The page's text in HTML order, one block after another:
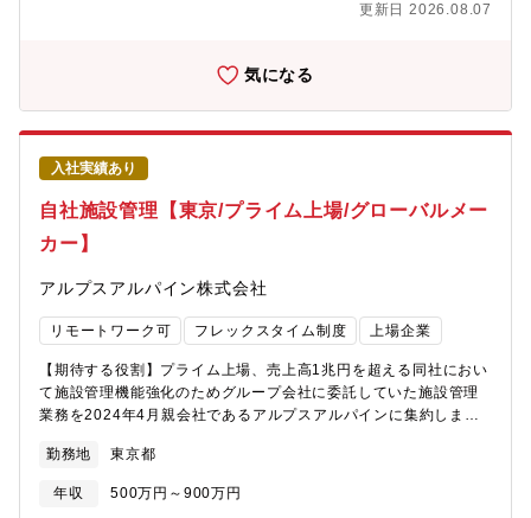
進めていきます。・民間建築、公共施設・教育文化施設・福祉医
監理を行います。・新築、改修共にお客様や利用者の想いを細部
まで汲み取り、周辺環境や景観にも配慮した設計を行います。■テ
クノプロＨＤグループ会社エンジニア人材派遣国内最大手の東証
プライム上場企業であるテクノプロHDグループ会社のため、安定
した経営基盤があります。2018年7月にテクノプロHDに参画しま
した。当時より同社は、本社がある愛知県内では歴史のある設計
事務所として、大きな案件を入札しておりました。株式会社テク
ノプロ・コンストラクション様は施工管理案件を多く携わってい
たため、安定性のある設計事務所をHDグループに参画させること
え、同社に声がかかりました。同社としても、テクノプロHDに参
画したことで、より安定した案件受注、従業員の長期就業の安定
性の確保ができています。■同社が大事にしていること会社を大き
は社員のことを一番大事に考えています。同社は社員一人一人が
自分らしく働き、希望のキャリア実現を応援しています。そのた
めの取り組みとして、社内で上長との面談の実施や資格取得のた
めの制度を取り入れ、社員一人一人に寄り添う経営をしていま
す。在宅勤務をご希望の方も歓迎致します。面接時にご相談くだ
更新日 2026.08.07
気になる
入社実績あり
自社施設管理【東京/プライム上場/グローバルメー
カー】
アルプスアルパイン株式会社
リモートワーク可 フレックスタイム制度 上場企業
【期待する役割】プライム上場、売上高1兆円を超える同社におい
て施設管理機能強化のためグループ会社に委託していた施設管理
業務を2024年4月親会社であるアルプスアルパインに集約しまし
た、将来的には全社施設の統括をできる人材になることを期待し
ます。【職務内容】宮城県・福島県・新潟県を中心に開発センタ
ー・工場・各営業拠点の施設管理業務を行っていただきます。自
勤務地 東京都
年収 500万円～900万円